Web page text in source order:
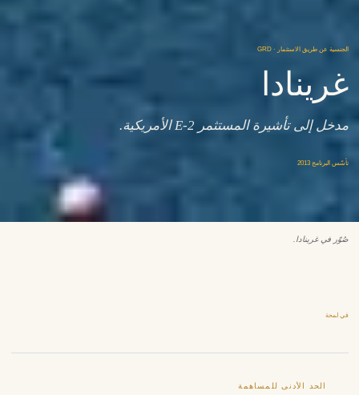
الجنسية عن طريق الاستثمار · GRD
غرينادا
مدخل إلى تأشيرة المستثمر E-2 الأمريكية.
تأسّس البرنامج 2013
صُوّر في غرينادا.
في لمحة
الحد الأدنى للمساهمة